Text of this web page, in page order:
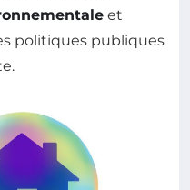
et
politiques publiques